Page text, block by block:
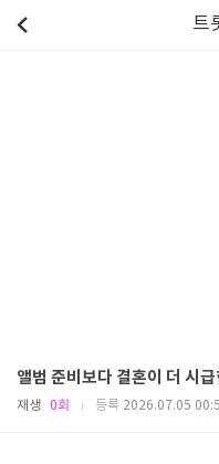
트
앨범 준비보다 결혼이 더 시
재생 0회 | 등록 2026.07.05